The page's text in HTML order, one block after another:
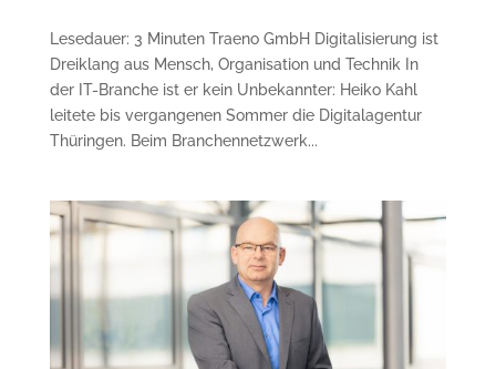
Lesedauer: 3 Minuten Traeno GmbH Digitalisierung ist
Drei­klang aus Mensch, Orga­ni­sation und Technik In
der IT-Branche ist er kein Unbe­kann­ter: Heiko Kahl
leitete bis ver­gan­g­en­en Sommer die Digitalagentur
Thüringen. Beim Bran­chennetzwerk...